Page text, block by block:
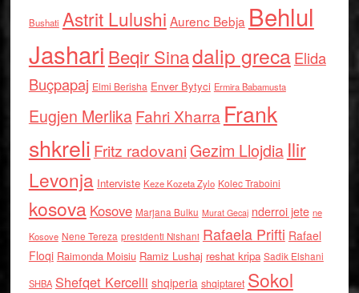
Bushati Astrit Lulushi Aurenc Bebja Behlul
Jashari Beqir Sinadalip grecaElida
Buçpapaj Elmi Berisha Enver Bytyci Ermira Babamusta
Eugjen MerlikaFahri Xharra Frank
shkreli Fritz radovaniGezim Llojdia Ilir
Levonja Interviste Keze Kozeta Zylo Kolec Traboini
kosova Kosove Marjana Bulku Murat Gecaj nderroi jete ne
Kosove Nene Tereza presidenti Nishani Rafaela Prifti Rafael
Floqi Raimonda Moisiu Ramiz Lushaj reshat kripa Sadik Elshani
SHBA Shefqet Kercelli shqiperia shqiptaret Sokol